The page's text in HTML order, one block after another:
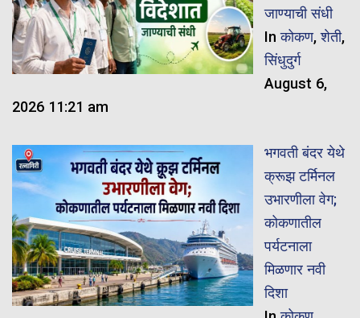
जाण्याची संधी
Inकोकण,शेती,
सिंधुदुर्ग
August 6,
2026 11:21 am
भगवती बंदर येथे
क्रूझ टर्मिनल
उभारणीला वेग;
कोकणातील
पर्यटनाला
मिळणार नवी
दिशा